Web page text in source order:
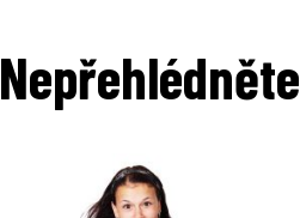
Nepřehlédněte